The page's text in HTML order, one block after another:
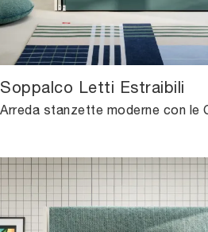
Soppalco Letti Estraibili